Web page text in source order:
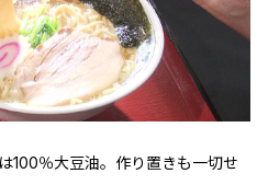
100％大豆油。作り置きも一切せ